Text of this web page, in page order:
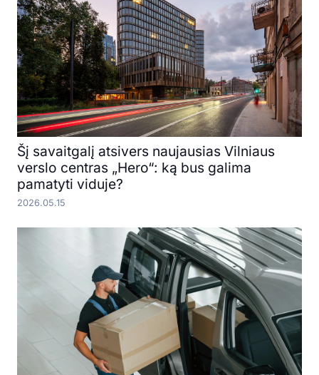
Šį savaitgalį atsivers naujausias Vilniaus
verslo centras „Hero“: ką bus galima
pamatyti viduje?
2026.05.15